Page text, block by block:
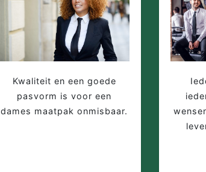
Kwaliteit en een goede
pasvorm is voor een
dames maatpak onmisbaar.